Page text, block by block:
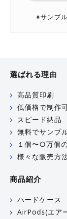
※サンプ
選ばれる理由
高品質印刷
低価格で制作
スピード納品
無料でサンプ
１個〜○万個
様々な販売方
商品紹介
ハードケース
AirPods(エア